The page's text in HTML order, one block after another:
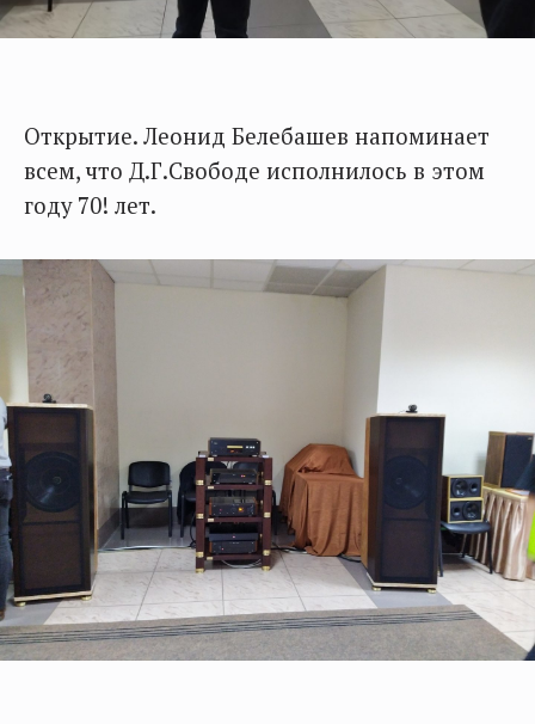
Открытие. Леонид Белебашев напоминает
всем, что Д.Г.Свободе исполнилось в этом
году 70! лет.